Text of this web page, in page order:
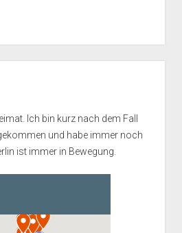
Ich bin kurz nach dem Fall
und habe immer noch
ist immer in Bewegung.